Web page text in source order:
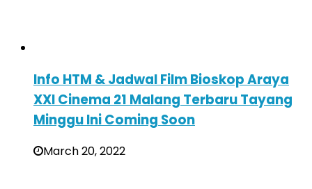
Info HTM & Jadwal Film Bioskop Araya
XXI Cinema 21 Malang Terbaru Tayang
Minggu Ini Coming Soon
March 20, 2022